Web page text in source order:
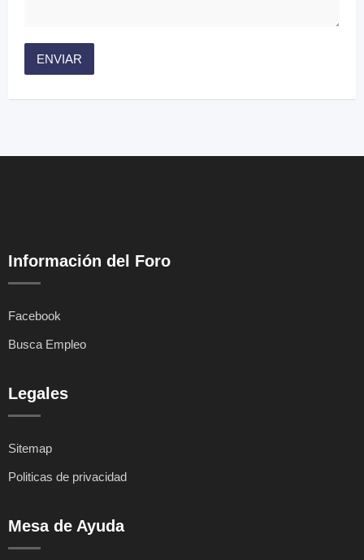
Información del Foro
Facebook
Busca Empleo
Legales
Sitemap
Politicas de privacidad
Mesa de Ayuda